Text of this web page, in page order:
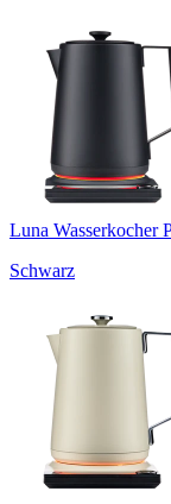
Luna Wasserkocher
Schwarz